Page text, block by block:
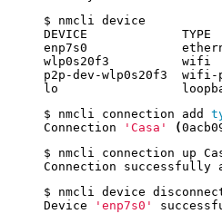
$ nmcli connection add
Connection
'Casa' (
Connection successfully
Device
'enp7s0'